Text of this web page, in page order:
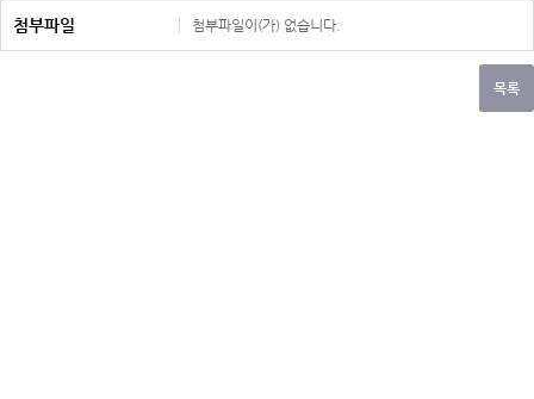
첨부파일 첨부파일이(가) 없습니다.